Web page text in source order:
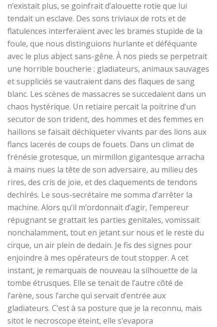
n’existait plus, se goinfrait d’alouette rotie que lui
tendait un esclave. Des sons triviaux de rots et de
flatulences interferaient avec les brames stupide de la
foule, que nous distinguions hurlante et déféquante
avec le plus abject sans-gêne. À nos pieds se perpetrait
une horrible boucherie : gladiateurs, animaux sauvages
et suppliciés se vautraient dans des flaques de sang
blanc. Les scènes de massacres se succedaient dans un
chaos hystérique. Un retiaire percait la poitrine d’un
secutor de son trident, des hommes et des femmes en
haillons se faisait déchiqueter vivants par des lions aux
flancs lacerés de coups de fouets. Dans un climat de
frénésie grotesque, un mirmillon gigantesque arracha
à mains nues la tête de son adversaire, au milieu des
rires, des cris de joie, et des claquements de tendons
dechirés. Le sous-secrétaire me somma d’arrêter la
machine. Alors qu’il m’ordonnait d’agir, l’empereur
répugnant se grattait les parties genitales, vomissait
nonchalamment, tout en jetant sur nous et le reste du
cirque, un air plein de dedain. Je fis des signes pour
enjoindre à mes opérateurs de tout stopper. A cet
instant, je remarquais de nouveau la silhouette de la
tombe étrusques. Elle se tenait de l’autre côté de
l’arène, sous l’arche qui servait d’entrée aux
gladiateurs. C’est à sa posture que je la reconnu, mais
sitot le necroscope éteint, elle s’evapora